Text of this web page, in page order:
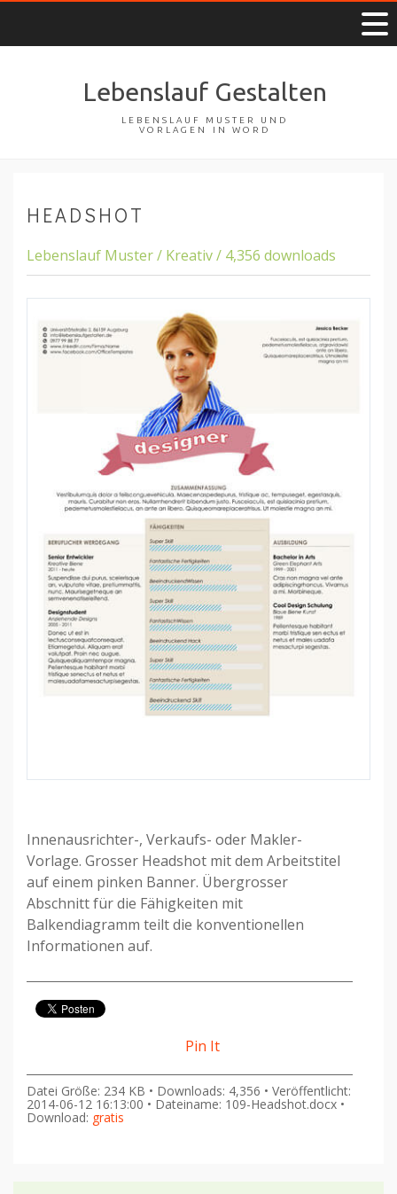
Lebenslauf Gestalten
LEBENSLAUF MUSTER UND
VORLAGEN IN WORD
HEADSHOT
Lebenslauf Muster / Kreativ / 4,356 downloads
Innenausrichter-, Verkaufs- oder Makler-
Vorlage. Grosser Headshot mit dem Arbeitstitel
auf einem pinken Banner. Übergrosser
Abschnitt für die Fähigkeiten mit
Balkendiagramm teilt die konventionellen
Informationen auf.
Pin It
Datei Größe: 234 KB • Downloads: 4,356 • Veröffentlicht:
2014-06-12 16:13:00 • Dateiname: 109-Headshot.docx •
Download: gratis